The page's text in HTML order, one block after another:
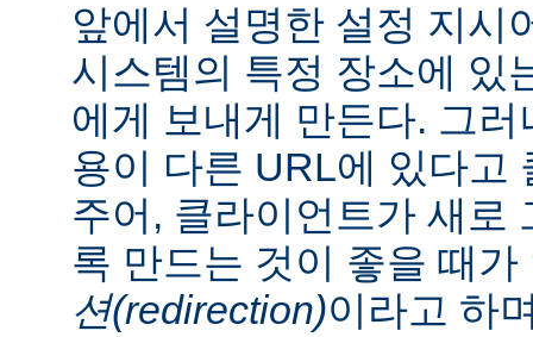
앞에서 설명한 설정 지시
시스템의 특정 장소에 있
에게 보내게 만든다. 그
용이 다른 URL에 있다고
주어, 클라이언트가 새로
록 만드는 것이 좋을 때
션(redirection)이라고 하